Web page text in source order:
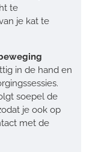
te
je kat te
in de hand en
soepel de
je ook op
met de